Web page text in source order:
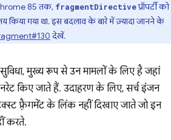
85 तक, fragmentDirectiveप्रॉपर्टी को
किया गया था. इस बदलाव के बारे में ज़्यादा जानने के
देखें.
मुख्य रूप से उन मामलों के लिए है जहां
किए जाते हैं. उदाहरण के लिए, सर्च इंजन
फ़्रैगमेंट के लिंक नहीं दिखाए जाते जो इन
करते.